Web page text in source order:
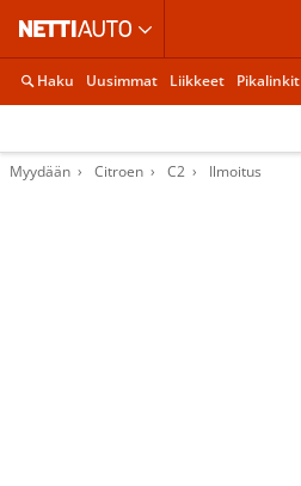
Haku Uusimmat Liikkeet Pikalinkit
Myydään Citroen C2 Ilmoitus